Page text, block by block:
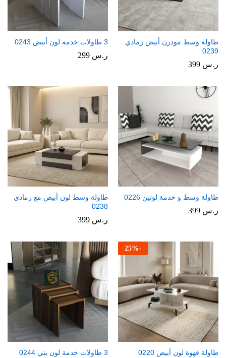
طاولة وسط مودرن أبيض رمادي
0239
ر.س
3 طاولات خدمة لون أبيض 0243
ر.س
طاولة وسط و خدمة لونين 0226
ر.س
طاولة وسط لون أبيض مع رمادي
0238
ر.س
-
25%
طاولة قهوة لون أبيض 0220 3 طاولات خدمة لون بني 0244